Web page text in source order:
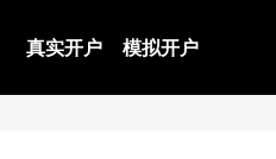
真实开户 模拟开户